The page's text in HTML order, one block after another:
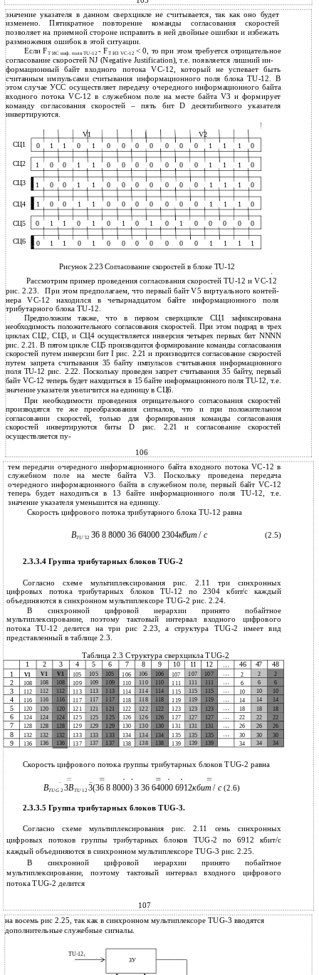
значение указателя в данном сверхцикле не считывается, так как оно будет
изменено. Пятикратное повторение команды согласования скоростей
позволяет на приемной стороне исправить в ней двойные ошибки и избежать
размножения ошибок в этой ситуации.
Если FT ИС инф. поляTU-12 - FT ИЗ VC-12 < 0, то при этом требуется отрицательное
согласование скоростей NJ (Negative Justification), т.е. появляется лишний ин-
формационный байт входного потока VC-12, который не успевает быть
считанным импульсами считывания информационного поля блока TU-12. В
этом случае УСС осуществляет передачу очередного информационного байта
входного потока VC-12 в служебном поле на месте байта V3 и формирует
команду согласования скоростей – пять бит D десятибитного указателя
инвертируются.
V1 V2
СЦ1 0 1 1 0 1 0 0 0 0 0 0 0 1 1 1 0
СЦ2 1 0 0 1 1 0 0 0 0 0 0 0 1 1 1 0
СЦ3 1 0 0 1 1 0 0 0 0 0 0 0 1 1 1 0
СЦ4 1 0 0 1 1 0 0 0 0 0 0 0 1 1 1 0
СЦ5 0 1 1 0 1 0 1 0 1 0 1 0 0 0 0 0
СЦ6 0 1 1 0 1 0 0 0 0 0 0 0 1 1 1 1
Рисунок 2.23 Согласование скоростей в блоке TU-12
.
Рассмотрим пример проведения согласования скоростей TU-12 и VC-12
рис. 2.23. При этом предполагаем, что первый байт V5 виртуального контей-
нера VC-12 находился в четырнадцатом байте информационного поля
трибутарного блока TU-12.
Предположим также, что в первом сверхцикле СЦ1 зафиксирована
необходимость положительного согласования скоростей. При этом подряд в трех
циклах СЦ2, СЦ3, и СЦ4 осуществляется инверсия четырех первых бит NNNN
рис. 2.21. В пятом цикле СЦ5 производится формирование команды согласования
скоростей путем инверсии бит I рис. 2.21 и производится согласование скоростей
путем запрета считывания 35 байту импульсов считывания информационного
поля TU-12 рис. 2.22. Поскольку проведен запрет считывания 35 байту, первый
байт VC-12 теперь будет находиться в 15 байте информационного поля TU-12, т.е.
значение указателя увеличится на единицу в СЦ6.
При необходимости проведения отрицательного согласования скоростей
производятся те же преобразования сигналов, что и при положительном
согласовании скоростей, только для формирования команды согласования
скоростей инвертируются биты D рис. 2.21 и согласование скоростей
осуществляется пу-
106
тем передачи очередного информационного байта входного потока VC-12 в
служебном поле на месте байта V3. Поскольку проведена передача
очередного информационного байта в служебном поле, первый байт VC-12
теперь будет находиться в 13 байте информационного поля TU-12, т.е.
значение указателя уменьшится на единицу.
Скорость цифрового потока трибутарного блока TU-12 равна
BTU12 36 8 8000 36 64000 2304кбит/ с (2.5)
2.3.3.4 Группа трибутарных блоков TUG-2
Согласно схеме мультиплексирования рис. 2.11 три синхронных
цифровых потока трибутарных блоков TU-12 по 2304 кбит/с каждый
объединяются в синхронном мультиплексоре TUG-2 рис. 2.24.
В синхронной цифровой иерархии принято побайтное
мультиплексирование, поэтому тактовый интервал входного цифрового
потока TU-12 делится на три рис 2.23, а структура TUG-2 имеет вид
представленный в таблице 2.3.
Таблица 2.3 Структура сверхцикла TUG-2
1 2 3 4 5 6 7 8 9 10 11 12 46 47 48
1 V1 V1 V1 105 105 105 106 106 106 107 107 107 2 2 2
2 108 108 108 109 109 109 110 110 110 111 111 111 6 6 6
3 112 112 112 113 113 113 114 114 114 115 115 115 10 10 10
4 116 116 116 117 117 117 118 118 118 119 119 119 14 14 14
5 120 120 120 121 121 121 122 122 122 123 123 123 18 18 18
6 124 124 124 125 125 125 126 126 126 127 127 127 22 22 22
7 128 128 128 129 129 129 130 130 130 131 131 131 26 26 26
8 132 132 132 133 133 133 134 134 134 135 135 135 30 30 30
9 136 136 136 137 137 137 138 138 138 139 139 139 34 34 34
Скорость цифрового потока группы трибутарных блоков TUG-2 равна
BTUG 23BTU 12 3(36 8 8000) 3 36 64000 6912кбит/ с(2.6)
2.3.3.5 Группа трибутарных блоков TUG-3.
Согласно схеме мультиплексирования рис. 2.11 семь синхронных
цифровых потоков группы трибутарных блоков TUG-2 по 6912 кбит/с
каждый объединяются в синхронном мультиплексоре TUG-3 рис. 2.25.
В синхронной цифровой иерархии принято побайтное
мультиплексирование, поэтому тактовый интервал входного цифрового
потока TUG-2 делится
107
на восемь рис 2.25, так как в синхронном мультиплексоре TUG-3 вводятся
дополнительные служебные сигналы.
TU-121
ЗУ